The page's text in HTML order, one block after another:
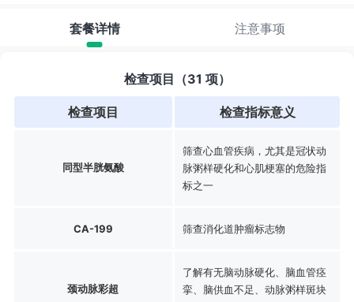
套餐详情 注意事项
检查项目（31 项）
检查项目 检查指标意义
同型半胱氨酸
筛查心血管疾病，尤其是冠状动
脉粥样硬化和心肌梗塞的危险指
标之一
CA-199 筛查消化道肿瘤标志物
颈动脉彩超
了解有无脑动脉硬化、脑血管痉
挛、脑供血不足、动脉粥样斑块